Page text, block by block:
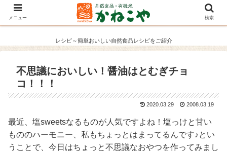
レシピ～簡単おいしい自然食品レシピをご紹介
不思議においしい！醤油はとむぎチョ
コ！！！
2020.03.29 2008.03.19
最近、塩sweetsなるものが人気ですよね！塩っけと甘い
もののハーモニー、私もちょっとはまってるんです♪とい
うことで、今日はちょっと不思議なおやつを作ってみまし
メニュー 検索